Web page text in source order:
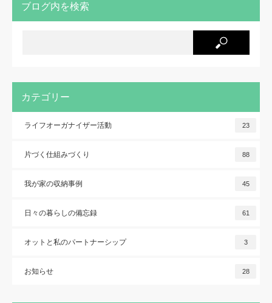
ブログ内を検索
カテゴリー
ライフオーガナイザー活動 23
片づく仕組みづくり 88
我が家の収納事例 45
日々の暮らしの備忘録 61
オットと私のパートナーシップ 3
お知らせ 28